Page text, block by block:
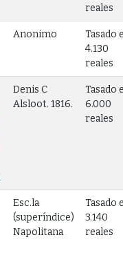
reales
Anonimo
Tasado
4.130
reales
Denis C
Alsloot. 1816.
Tasado
6.000
reales
Esc.la
(superíndice)
Napolitana
Tasado
3.140
reales